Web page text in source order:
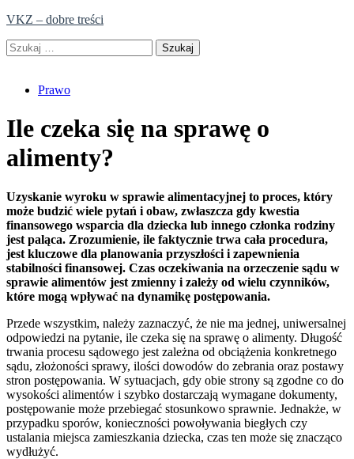
Skip
content
VKZ – dobre treści
Szukaj:
Prawo
Ile czeka się na sprawę o
alimenty?
Uzyskanie wyroku w sprawie alimentacyjnej to proces, który
może budzić wiele pytań i obaw, zwłaszcza gdy kwestia
finansowego wsparcia dla dziecka lub innego członka rodziny
jest paląca. Zrozumienie, ile faktycznie trwa cała procedura,
jest kluczowe dla planowania przyszłości i zapewnienia
stabilności finansowej. Czas oczekiwania na orzeczenie sądu w
sprawie alimentów jest zmienny i zależy od wielu czynników,
które mogą wpływać na dynamikę postępowania.
Przede wszystkim, należy zaznaczyć, że nie ma jednej, uniwersalnej
odpowiedzi na pytanie, ile czeka się na sprawę o alimenty. Długość
trwania procesu sądowego jest zależna od obciążenia konkretnego
sądu, złożoności sprawy, ilości dowodów do zebrania oraz postawy
stron postępowania. W sytuacjach, gdy obie strony są zgodne co do
wysokości alimentów i szybko dostarczają wymagane dokumenty,
postępowanie może przebiegać stosunkowo sprawnie. Jednakże, w
przypadku sporów, konieczności powoływania biegłych czy
ustalania miejsca zamieszkania dziecka, czas ten może się znacząco
wydłużyć.